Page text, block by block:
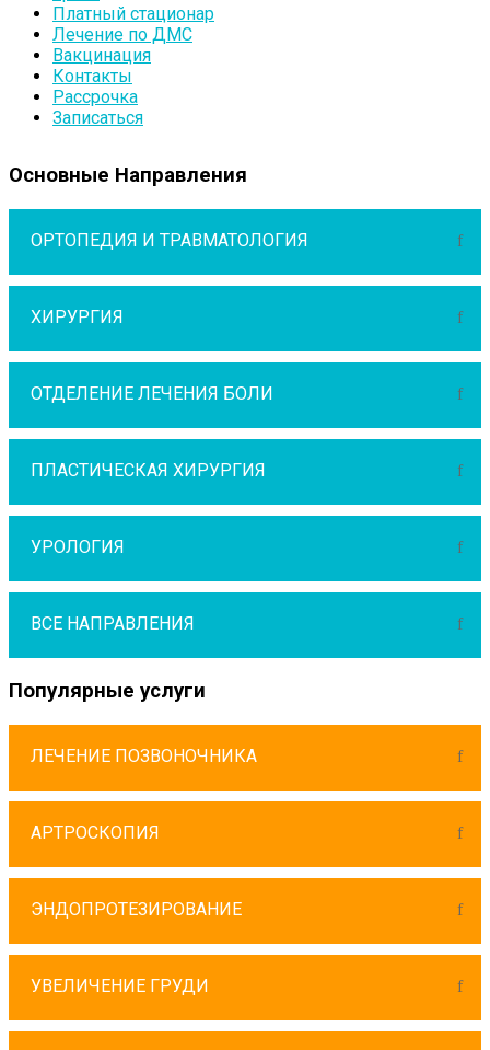
Платный стационар
Лечение по ДМС
Вакцинация
Контакты
Рассрочка
Записаться
Основные Направления
ОРТОПЕДИЯ И ТРАВМАТОЛОГИЯ
ХИРУРГИЯ
ОТДЕЛЕНИЕ ЛЕЧЕНИЯ БОЛИ
ПЛАСТИЧЕСКАЯ ХИРУРГИЯ
УРОЛОГИЯ
ВСЕ НАПРАВЛЕНИЯ
Популярные услуги
ЛЕЧЕНИЕ ПОЗВОНОЧНИКА
АРТРОСКОПИЯ
ЭНДОПРОТЕЗИРОВАНИЕ
УВЕЛИЧЕНИЕ ГРУДИ